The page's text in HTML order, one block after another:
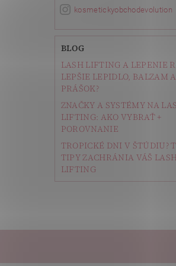
kosmetickyobchodevolution
BLOG
LASH LIFTING A LEPENIE
LEPŠIE LEPIDLO, BALZAM
PRÁŠOK?
ZNAČKY A SYSTÉMY NA
LIFTING: AKO VYBRAŤ +
POROVNANIE
TROPICKÉ DNI V ŠTÚDIU?
TIPY ZACHRÁNIA VÁŠ
LIFTING